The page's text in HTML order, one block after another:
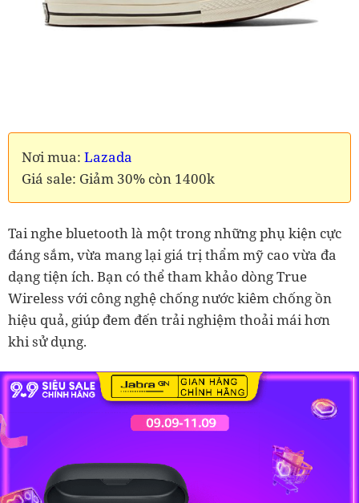
Nơi mua: Lazada
Giá sale: Giảm 30% còn 1400k
Tai nghe bluetooth là một trong những phụ kiện cực
đáng sắm, vừa mang lại giá trị thẩm mỹ cao vừa đa
dạng tiện ích. Bạn có thể tham khảo dòng True
Wireless với công nghệ chống nước kiêm chống ồn
hiệu quả, giúp đem đến trải nghiệm thoải mái hơn
khi sử dụng.